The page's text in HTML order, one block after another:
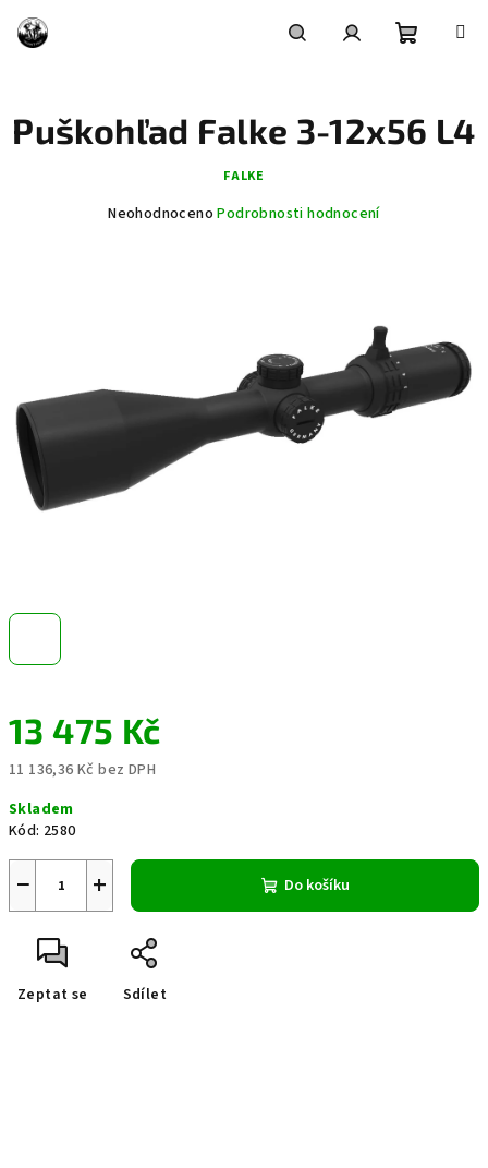
obsah
košík
13 475 Kč
11 136,36 Kč bez DPH
cena:
Skladem
Kód: 2580
+
− Do košíku
Zeptat se Sdílet
Puškohľad Falke 3-12x56 L4
FALKE
Průměrné
Neohodnoceno Podrobnosti hodnocení